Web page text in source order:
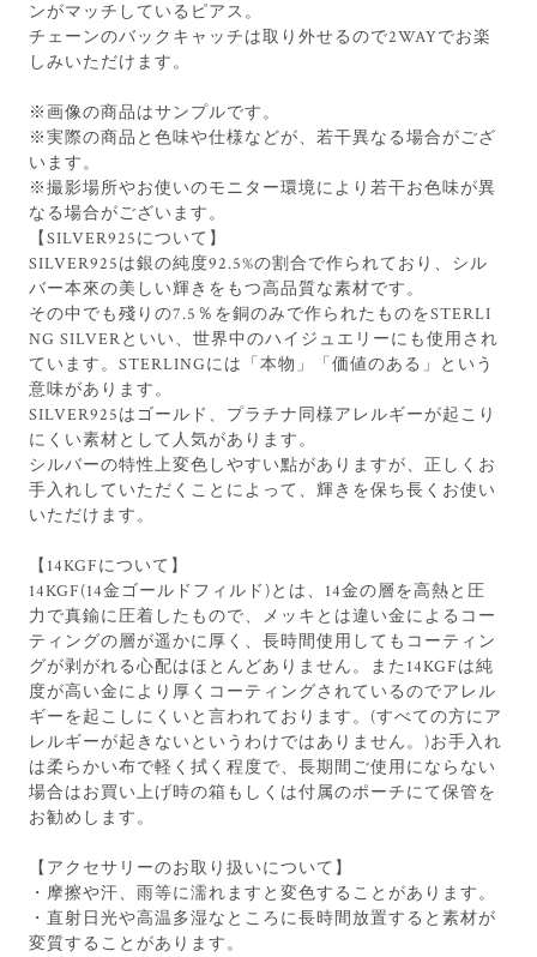
ンがマッチしているピアス。
チェーンのバックキャッチは取り外せるので2WAYでお楽
しみいただけます。
※画像の商品はサンプルです。
※実際の商品と色味や仕様などが、若干異なる場合がござ
います。
※撮影場所やお使いのモニター環境により若干お色味が異
なる場合がございます。
【SILVER925について】
SILVER925は銀の純度92.5%の割合で作られており、シル
バー本來の美しい輝きをもつ高品質な素材です。
その中でも殘りの7.5％を銅のみで作られたものをSTERLI
NG SILVERといい、世界中のハイジュエリーにも使用され
ています。STERLINGには「本物」「価値のある」という
意味があります。
SILVER925はゴールド、プラチナ同様アレルギーが起こり
にくい素材として人気があります。
シルバーの特性上変色しやすい點がありますが、正しくお
手入れしていただくことによって、輝きを保ち長くお使い
いただけます。
【14KGFについて】
14KGF(14金ゴールドフィルド)とは、14金の層を高熱と圧
力で真鍮に圧着したもので、メッキとは違い金によるコー
ティングの層が遥かに厚く、長時間使用してもコーティン
グが剥がれる心配はほとんどありません。また14KGFは純
度が高い金により厚くコーティングされているのでアレル
ギーを起こしにくいと言われております。(すべての方にア
レルギーが起きないというわけではありません。)お手入れ
は柔らかい布で軽く拭く程度で、長期間ご使用にならない
場合はお買い上げ時の箱もしくは付属のポーチにて保管を
お勧めします。
【アクセサリーのお取り扱いについて】
・摩擦や汗、雨等に濡れますと変色することがあります。
・直射日光や高温多湿なところに長時間放置すると素材が
変質することがあります。